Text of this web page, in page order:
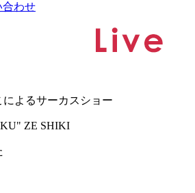
合わせ
よるサーカスショー
ZE SHIKI